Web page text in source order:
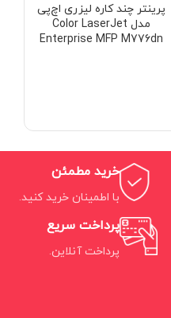
پرینتر چند کاره لیزری اچ‌پی
مدل Color LaserJet
Enterprise MFP M776dn
خرید مطمئن
با اطمینان خرید کنید.
پرداخت سریع
پرداخت آنلاین.